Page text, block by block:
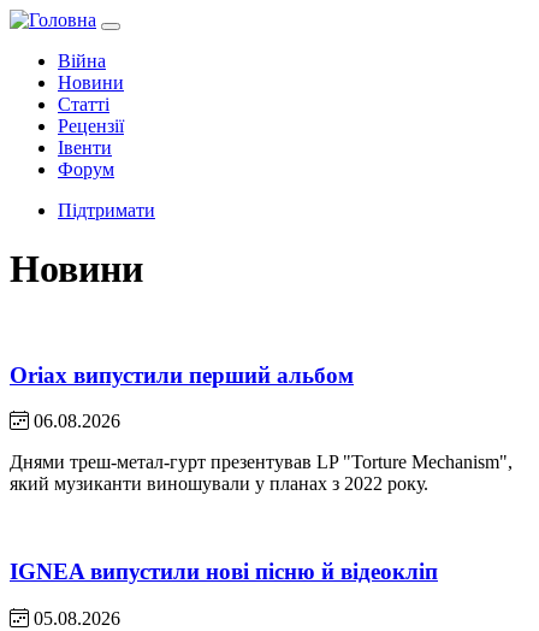
Війна
Новини
Статті
Рецензії
Івенти
Форум
Підтримати
Новини
Oriax випустили перший альбом
06.08.2026
Днями треш-метал-гурт презентував LP "Torture Mechanism",
який музиканти виношували у планах з 2022 року.
IGNEA випустили нові пісню й відеокліп
05.08.2026